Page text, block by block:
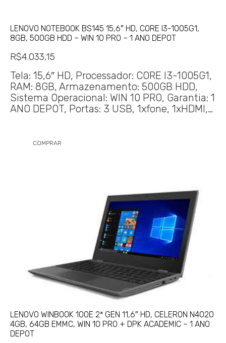
LENOVO NOTEBOOK BS145 15,6″ HD, CORE I3-1005G1,
8GB, 500GB HDD – WIN 10 PRO – 1 ANO DEPOT
R$4.033,15
Tela: 15,6″ HD, Processador: CORE I3-1005G1,
RAM: 8GB, Armazenamento: 500GB HDD,
Sistema Operacional: WIN 10 PRO, Garantia: 1
ANO DEPOT, Portas: 3 USB, 1xfone, 1xHDMI,…
COMPRAR
LENOVO WINBOOK 100E 2ª GEN 11,6″ HD, CELERON N4020
4GB, 64GB EMMC, WIN 10 PRO + DPK ACADEMIC – 1 ANO
DEPOT